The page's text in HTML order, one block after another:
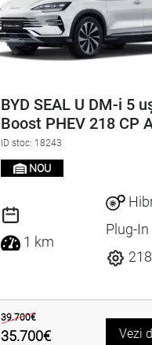
BYD SEAL U DM-i 5
Boost PHEV 218 CP
ID stoc: 18243
NOU
1 km
Plug-In
39.700€
35.700€ Vezi